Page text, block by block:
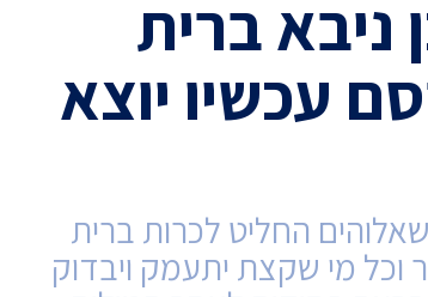
ניבא ברית
עכשיו יוצא
החליט לכרות ברית
מי שקצת יתעמק ויבדוק